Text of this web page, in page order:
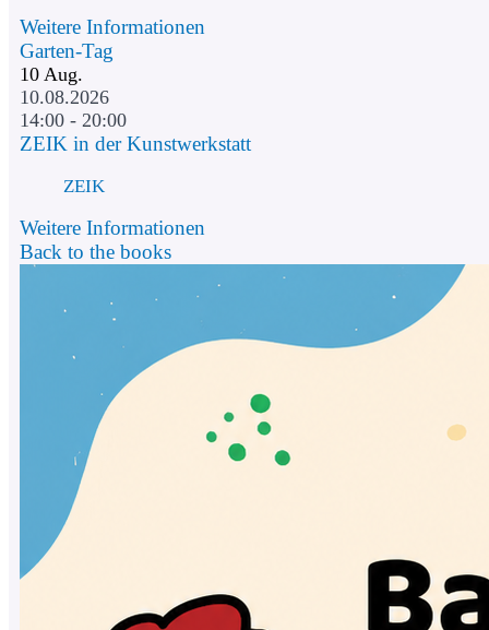
Weitere Informationen
Garten-Tag
10 Aug.
10.08.2026
14:00 - 20:00
ZEIK in der Kunstwerkstatt
ZEIK
Weitere Informationen
Back to the books